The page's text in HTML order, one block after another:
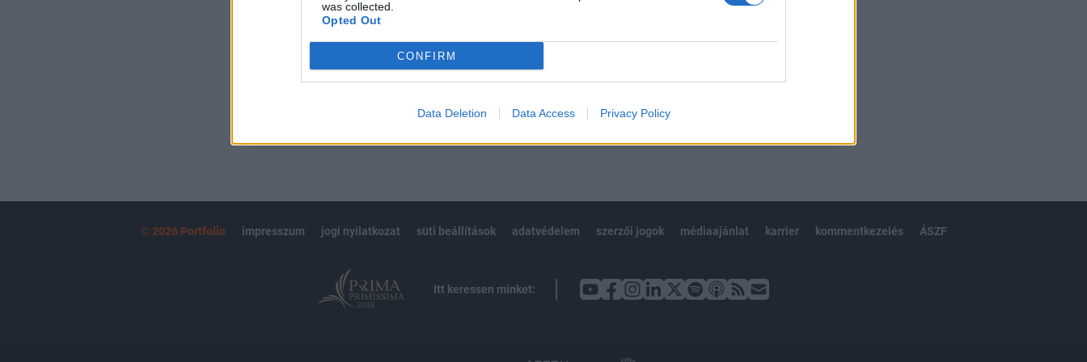
was collected.
Opted Out
CONFIRM
Data Deletion Data Access Privacy Policy
Kötéslisták: BÉT elmúlt 2 év napon belüli
kötéslistái
BEJELENTKEZÉS
© 2026 Portfolio impresszum jogi nyilatkozat süti beállítások adatvédelem szerzői jogok médiaajánlat karrier kommentkezelés ÁSZF
Itt keressen minket: